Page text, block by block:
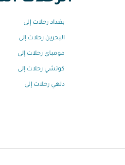
بغداد رحلات إلى
البحرين رحلات إلى
مومباي رحلات إلى
كوتشي رحلات إلى
دلهي رحلات إلى